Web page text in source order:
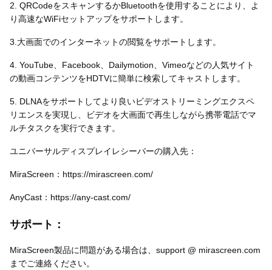
2. QRCodeをスキャンするかBluetoothを使用することにより、よ
り高速なWiFiセットアップをサポートします。
3.大画面でのインターネットの閲覧をサポートします。
4. YouTube、Facebook、Dailymotion、Vimeoなどの人気サイト
の動画コンテンツをHDTVに簡単に検索してキャストします。
5. DLNAをサポートしてより良いビデオストリーミングエクスペ
リエンスを実現し、ビデオを大画面で再生しながら携帯電話でマ
ルチタスクを実行できます。
ユニバーサルディスプレイレシーバーの購入先：
MiraScreen：https://mirascreen.com/
AnyCast：https://any-cast.com/
サポート：
MiraScreen製品に問題がある場合は、support @ mirascreen.com
までご連絡ください。